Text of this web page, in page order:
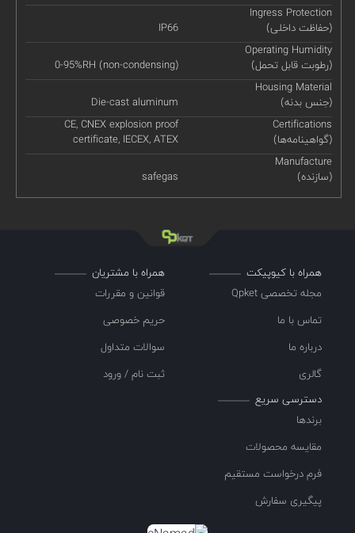
Ingress Protection
(حفاظت داخلی)
IP66
Operating Humidity
(رطوبت قابل تحمل)
0-95%RH (non-condensing)
Housing Material
(جنس بدنه)
Die-cast aluminum
Certifications
(گواهینامه‌ها)
CE, CNEX explosion proof
certificate, IECEX, ATEX
Manufacture
(سازنده)
safegas
همراه با کیوپیکت
مجله تخصصی Qpket
تماس با ما
درباره ما
گالری
همراه با مشتریان
قوانین و مقررات
حریم خصوصی
سوالات متداول
ثبت نام / ورود
دسترسی سریع
برندها
مقایسه محصولات
فرم درخواست مستقیم
پیگیری سفارش